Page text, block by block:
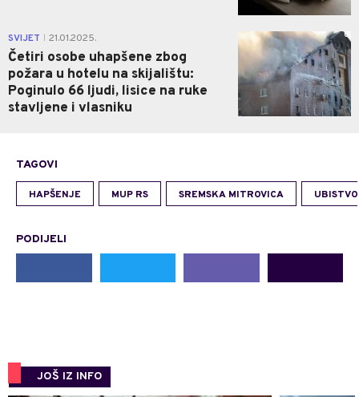
SVIJET 21.01.2025.
Četiri osobe uhapšene zbog
požara u hotelu na skijalištu:
Poginulo 66 ljudi, lisice na ruke
stavljene i vlasniku
0
TAGOVI
HAPŠENJE MUP RS SREMSKA MITROVICA UBISTVO
PODIJELI
JOŠ IZ INFO